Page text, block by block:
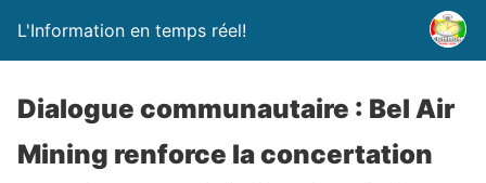
L'Information en temps réel!
Dialogue communautaire : Bel Air
Mining renforce la concertation